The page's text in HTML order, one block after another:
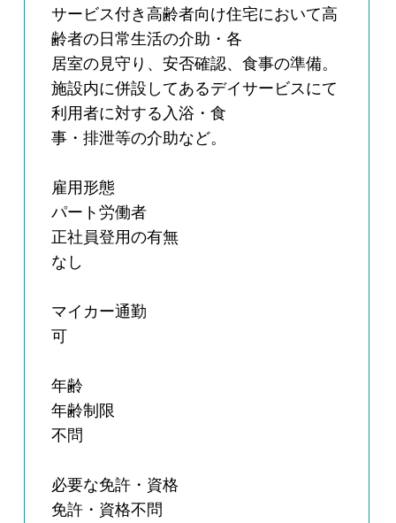
サービス付き高齢者向け住宅において高
齢者の日常生活の介助・各
居室の見守り、安否確認、食事の準備。
施設内に併設してあるデイサービスにて
利用者に対する入浴・食
事・排泄等の介助など。
雇用形態
パート労働者
正社員登用の有無
なし
マイカー通勤
可
年齢
年齢制限
不問
必要な免許・資格
免許・資格不問